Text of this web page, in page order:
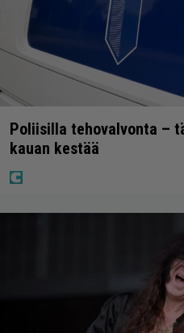
Poliisilla tehovalvonta –
kauan kestää